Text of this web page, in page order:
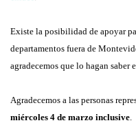
Existe la posibilidad de apoyar
departamentos fuera de
agradecemos que lo hagan saber
Agradecemos a las personas
miércoles 4 de marzo inclusive